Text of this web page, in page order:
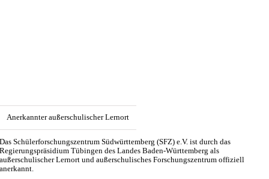
Anerkannter außerschulischer Lernort
Das Schülerforschungszentrum Südwürttemberg (SFZ) e.V. ist durch das
Regierungspräsidium Tübingen des Landes Baden-Württemberg als
außerschulischer Lernort und außerschulisches Forschungszentrum offiziell
anerkannt.